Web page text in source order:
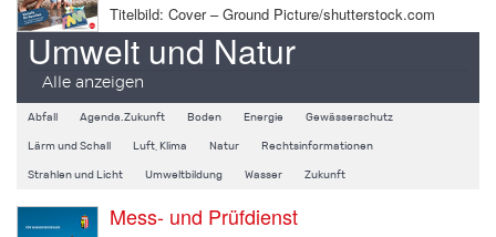
Titelbild: Cover – Ground Picture/shutterstock.com
Umwelt und Natur
Alle anzeigen
Abfall Agenda.Zukunft Boden Energie Gewässerschutz
Lärm und Schall Luft, Klima Natur Rechtsinformationen
Strahlen und Licht Umweltbildung Wasser Zukunft
Mess- und Prüfdienst